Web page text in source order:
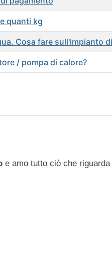
quanti kg
Cosa fare sull'impianto
/ pompa di calore?
e amo tutto ciò che riguarda